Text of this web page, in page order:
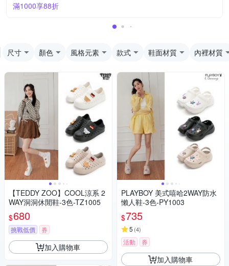
滿1000享88折
尺寸 顏色 風格元素 款式 鞋面材質 內裡材質
【TEDDY ZOO】COOL涼系 2
WAY洞洞休閒鞋-3色-TZ1005
$680
挑戰低價 券
加入購物車
PLAYBOY 美式嘻哈2WAY防水
懶人鞋-3色-PY1003
$735
5 (4)
活動 券
加入購物車